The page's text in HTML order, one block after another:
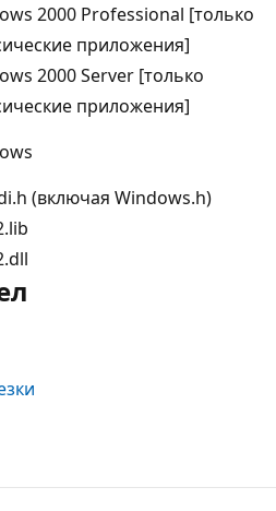
2000 Professional [только
приложения]
2000 Server [только
приложения]
(включая Windows.h)